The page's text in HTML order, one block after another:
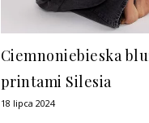
Ciemnoniebieska
printami Silesia
18 lipca 2024